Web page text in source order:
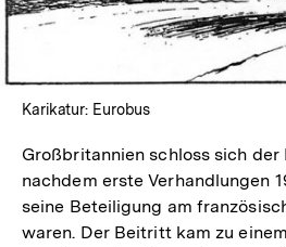
Karikatur: Eurobus
Großbritannien schloss sich der
nachdem erste Verhandlungen
seine Beteiligung am
waren. Der Beitritt kam zu